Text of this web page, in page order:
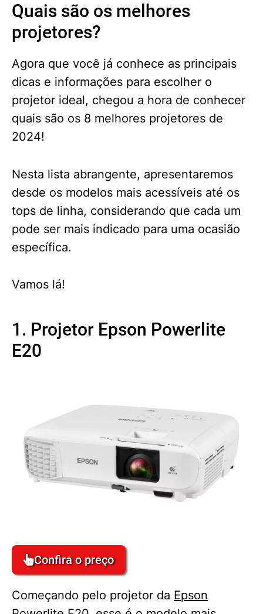
Quais são os melhores
projetores?
Agora que você já conhece as principais
dicas e informações para escolher o
projetor ideal, chegou a hora de conhecer
quais são os 8 melhores projetores de
2024!
Nesta lista abrangente, apresentaremos
desde os modelos mais acessíveis até os
tops de linha, considerando que cada um
pode ser mais indicado para uma ocasião
específica.
Vamos lá!
1. Projetor Epson Powerlite
E20
Confira o preço
Começando pelo projetor da Epson